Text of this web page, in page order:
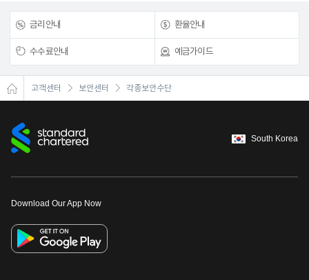
금리안내 환율안내
수수료안내 예금가이드
고객센터 보안센터 각종보안수단
South Korea
Download Our App Now